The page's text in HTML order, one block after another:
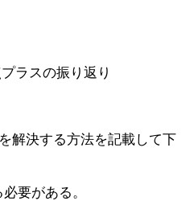
ラスの振り返り
解決する方法を記載して下
要がある。